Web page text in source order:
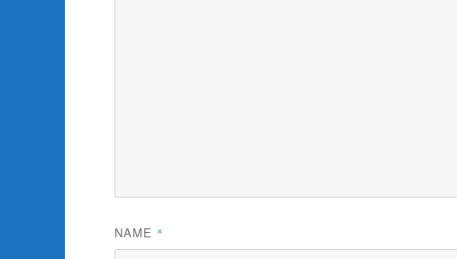
NAME *